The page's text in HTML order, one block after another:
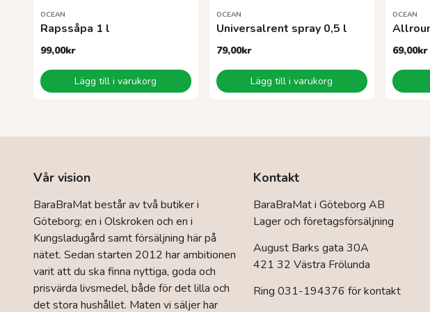
OCEAN
Rapssåpa 1 l
99,00kr
Lägg till i varukorg
OCEAN
Universalrent spray 0,5 l
79,00kr
Lägg till i varukorg
OCEAN
69,00kr
Vår vision
BaraBraMat består av två butiker i
Göteborg; en i Olskroken och en i
Kungsladugård samt försäljning här på
nätet. Sedan starten 2012 har ambitionen
varit att du ska finna nyttiga, goda och
prisvärda livsmedel, både för det lilla och
det stora hushållet. Maten vi säljer har
Kontakt
BaraBraMat i Göteborg AB
Lager och företagsförsäljning
August Barks gata 30A
421 32 Västra Frölunda
Ring 031-194376 för kontakt